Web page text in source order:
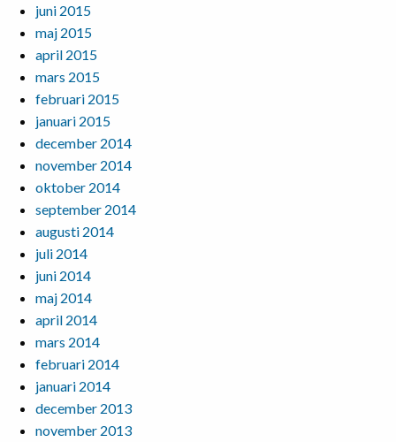
juni 2015
maj 2015
april 2015
mars 2015
februari 2015
januari 2015
december 2014
november 2014
oktober 2014
september 2014
augusti 2014
juli 2014
juni 2014
maj 2014
april 2014
mars 2014
februari 2014
januari 2014
december 2013
november 2013